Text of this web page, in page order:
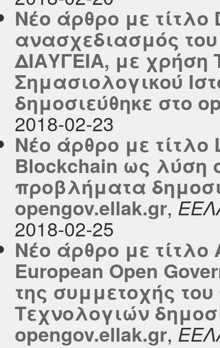
Νέο άρθρο με τίτλο
ανασχεδιασμός
ΔΙΑΥΓΕΙΑ, με χρήση
Σημασιολογικού
δημοσιεύθηκε στο
2018-02-23
Νέο άρθρο με τίτλο
Blockchain ως λύση
προβλήματα
opengov.ellak.gr,
2018-02-25
Νέο άρθρο με
European Open
της συμμετοχής
Τεχνολογιών
opengov.ellak.gr,